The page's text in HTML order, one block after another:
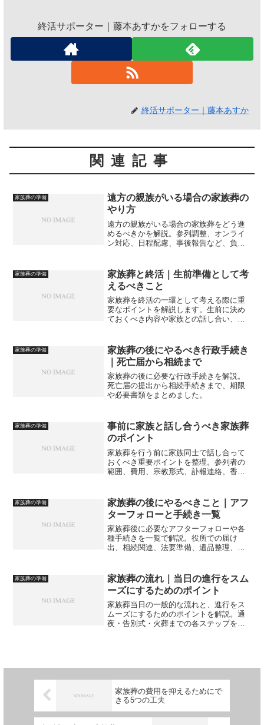
終活サポーター｜藤本あすかをフォローする
終活サポーター｜藤本あすか
関連記事
家族葬の準備
遠方の親族がいる場合の家族葬の
やり方
遠方の親族がいる場合の家族葬をどう進
めるべきかを解説。参列調整、オンライ
ン対応、日程配慮、事後報告など、負担
家族葬の準備
家族葬と終活｜生前準備として考
えるべきこと
家族葬を終活の一環として考える際に重
要なポイントを解説します。生前に決め
ておくべき内容や家族との話し合い、準
紹介します。
家族葬の準備
家族葬の後にやるべき行政手続き
｜死亡届から相続まで
家族葬の後に必要な行政手続きを解説。
死亡届の提出から相続手続きまで、期限
や必要書類をまとめました。
家族葬の準備
事前に家族と話し合うべき家族葬
のポイント
家族葬を行う前に家族同士で話し合って
おくべき重要ポイントを整理。参列者の
範囲、費用、宗教形式、訃報連絡、香典
めています。
家族葬の準備
家族葬の後にやるべきこと｜アフ
ターフォローと手続き一覧
家族葬後に必要なアフターフォローや各
種手続きを一覧で解説。役所での届け
出、相続関連、法要準備、遺品整理、参
家族葬の準備
家族葬の流れ｜当日の進行をスム
ーズにするためのポイント
家族葬当日の一般的な流れと、進行をス
ムーズにするためのポイントを解説。通
夜・告別式・火葬までの各ステップを整
家族葬の費用を抑えるためにで
きる5つの工夫